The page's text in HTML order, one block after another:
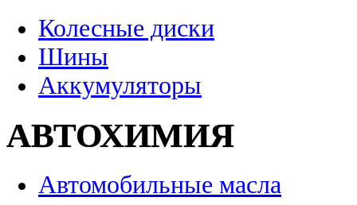
Колесные диски
Шины
Аккумуляторы
АВТОХИМИЯ
Автомобильные масла